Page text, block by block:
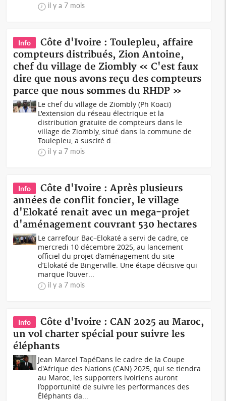
il y a 7 mois
Info
Côte d'Ivoire : Toulepleu, affaire
compteurs distribués, Zion Antoine,
chef du village de Ziombly « C'est faux
dire que nous avons reçu des compteurs
parce que nous sommes du RHDP »
Le chef du village de Ziombly (Ph Koaci)
L'extension du réseau électrique et la
distribution gratuite de compteurs dans le
village de Ziombly, situé dans la commune de
Toulepleu, a suscité d...
il y a 7 mois
Info
Côte d'Ivoire : Après plusieurs
années de conflit foncier, le village
d'Elokaté renait avec un mega-projet
d'aménagement couvrant 530 hectares
Le carrefour Bac–Elokaté a servi de cadre, ce
mercredi 10 décembre 2025, au lancement
officiel du projet d’aménagement du site
d’Elokaté de Bingerville. Une étape décisive qui
marque l’ouver...
il y a 7 mois
Info
Côte d'Ivoire : CAN 2025 au Maroc,
un vol charter spécial pour suivre les
éléphants
Jean Marcel TapéDans le cadre de la Coupe
d'Afrique des Nations (CAN) 2025, qui se tiendra
au Maroc, les supporters ivoiriens auront
l’opportunité de suivre les performances des
Éléphants da...